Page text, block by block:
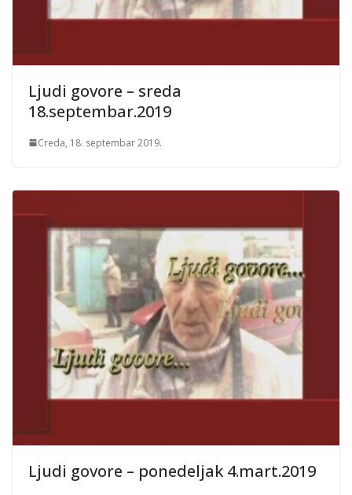
Ljudi govore – sreda
18.septembar.2019
Creda, 18. septembar 2019.
Ljudi govore – ponedeljak 4.mart.2019